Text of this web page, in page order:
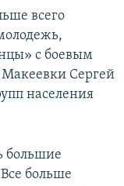
всего
с боевым
Сергей
населения
большие
больше